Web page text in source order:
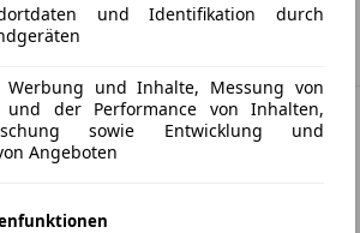
und Identifikation durch
Werbung und Inhalte, Messung von
und der Performance von Inhalten,
sowie Entwicklung und
Angeboten